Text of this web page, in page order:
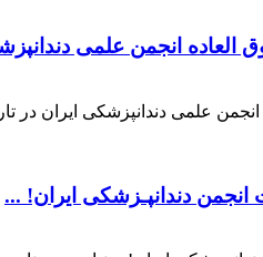
انجمن علمی
انجمن دندانپـزشکی ایران! ...